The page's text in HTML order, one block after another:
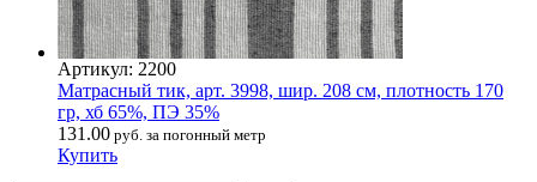
Артикул: 2200
Матрасный тик, арт. 3998, шир. 208 см, плотность 170
гр, хб 65%, ПЭ 35%
131.00 руб. за погонный метр
Купить